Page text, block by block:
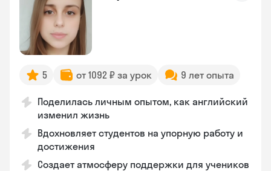
5 от 1092 ₽ за урок 9 лет опыта
Поделилась личным опытом, как английский
изменил жизнь
Вдохновляет студентов на упорную работу и
достижения
Создает атмосферу поддержки для учеников